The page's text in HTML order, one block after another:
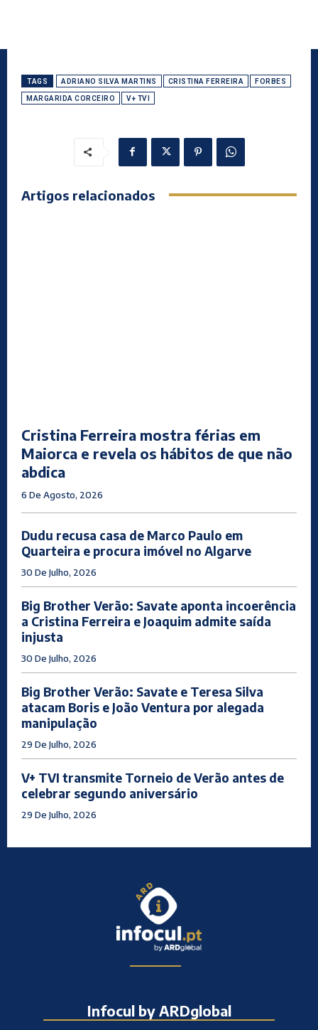
TAGS ADRIANO SILVA MARTINS CRISTINA FERREIRA FORBES
MARGARIDA CORCEIRO V+ TVI
Artigos relacionados
Cristina Ferreira mostra férias em
Maiorca e revela os hábitos de que não
abdica
6 De Agosto, 2026
Dudu recusa casa de Marco Paulo em
Quarteira e procura imóvel no Algarve
30 De Julho, 2026
Big Brother Verão: Savate aponta incoerência
a Cristina Ferreira e Joaquim admite saída
injusta
30 De Julho, 2026
Big Brother Verão: Savate e Teresa Silva
atacam Boris e João Ventura por alegada
manipulação
29 De Julho, 2026
V+ TVI transmite Torneio de Verão antes de
celebrar segundo aniversário
29 De Julho, 2026
Infocul by ARDglobal